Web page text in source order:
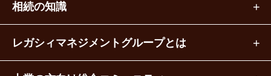
相続の知識
レガシィマネジメントグループとは